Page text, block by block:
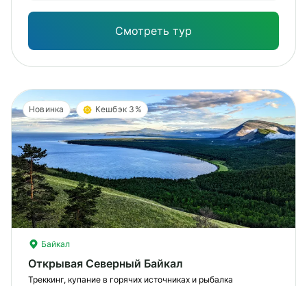
Смотреть тур
Новинка Кешбэк 3%
Байкал
Открывая Северный Байкал
Треккинг, купание в горячих источниках и рыбалка